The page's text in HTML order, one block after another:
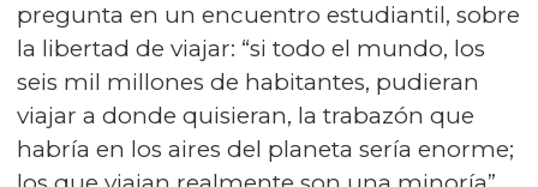
pregunta en un encuentro estudiantil, sobre
la libertad de viajar: “si todo el mundo, los
seis mil millones de habitantes, pudieran
viajar a donde quisieran, la trabazón que
habría en los aires del planeta sería enorme;